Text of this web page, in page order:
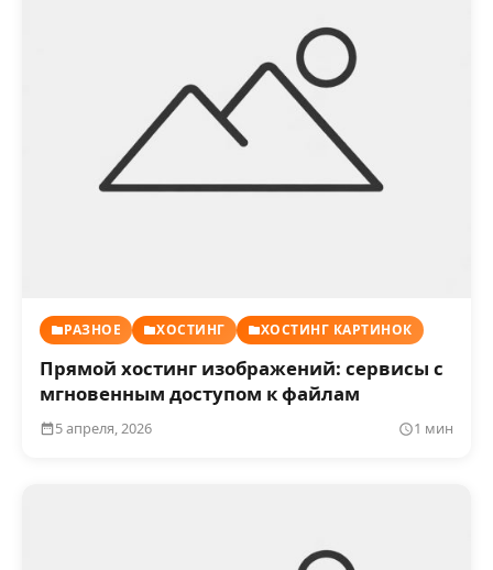
РАЗНОЕ ХОСТИНГ ХОСТИНГ КАРТИНОК
Прямой хостинг изображений: сервисы с
мгновенным доступом к файлам
5 апреля, 2026 1 мин